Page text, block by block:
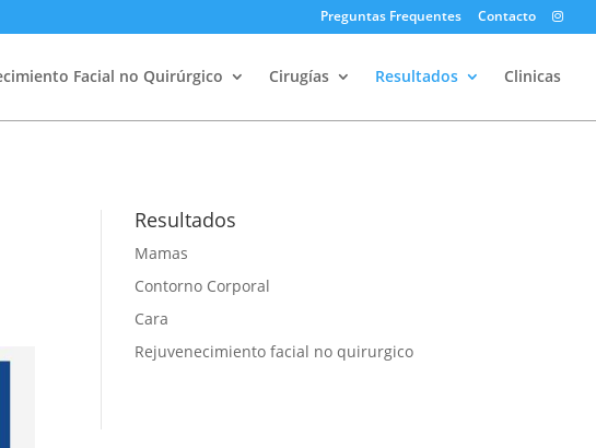
Preguntas Frequentes Contacto
Facial no Quirúrgico Cirugías Resultados Clinicas
Resultados
Mamas
Contorno Corporal
Cara
Rejuvenecimiento facial no quirurgico